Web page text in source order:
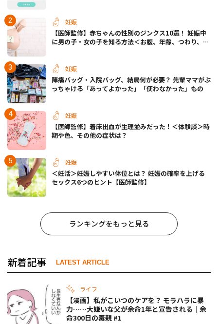
妊娠
【医師監修】赤ちゃんの性別のジンクス10選！ 妊娠中
に男の子・女の子を知る方法＜お腹、年齢、つわり、胎
妊娠
陣痛バッグ・入院バッグ、結局何が必要？ 先輩ママがぶ
っちゃける「あってよかった」「使わなかった」もの
妊娠
【医師監修】着床出血が生理並みだった！＜体験談＞時
期や色、その他の症状は？
妊娠
＜妊活＞妊娠しやすい体位とは？ 妊娠の確率を上げる
セックス6つのヒント【医師監修】
ランキングをもっと見る
新着記事 LATEST ARTICLE
ライフ
【漫画】私がこいつのケアを？ モラハラに暴
力……大嫌いな父が余命1年と宣告される｜余
命300日の毒親 #1